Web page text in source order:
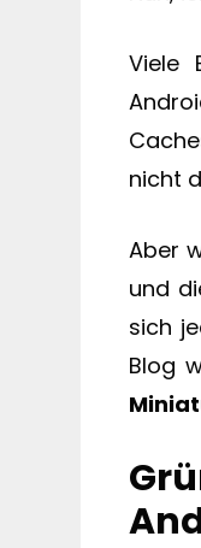
Viele
nicht
Aber
und
sich
Blog